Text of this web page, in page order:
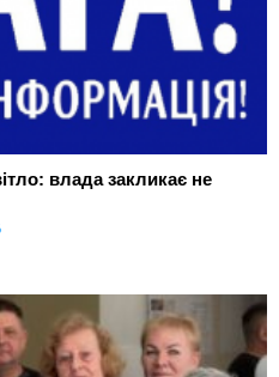
влада закликає не